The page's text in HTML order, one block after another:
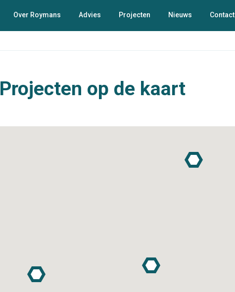
Over Roymans Advies Projecten Nieuws Contact
Projecten op de kaart